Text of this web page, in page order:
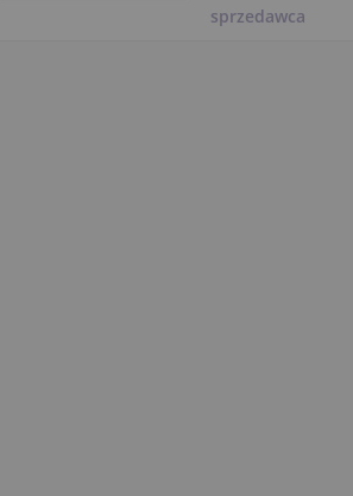
sprzedawca